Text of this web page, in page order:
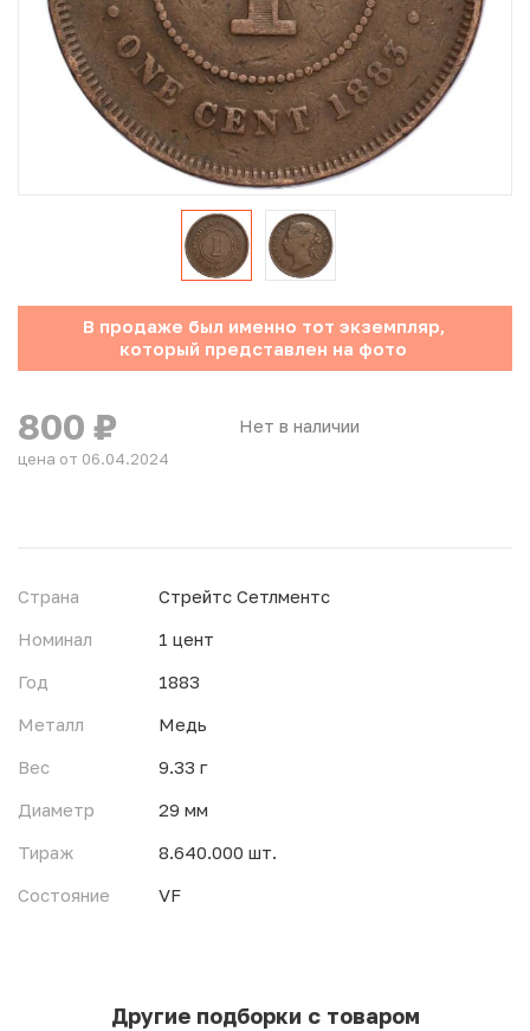
Юбилейные монеты Банка России (с 1999 года)
Памятные и инвестиционные монеты СССР и России
Иностранные монеты
Неофициальные выпуски монет (Unusual)
Античные и средневековые монеты
Наборы монет
Инвестиционные монеты
В продаже был именно тот экземпляр,
который представлен на фото
Нет в наличии
800 ₽
цена от 06.04.2024
Страна
Стрейтс Сетлментс
Номинал
1 цент
Год
1883
Металл
Медь
Вес
9.33 г
Диаметр
29 мм
Тираж
8.640.000 шт.
Состояние
VF
Другие подборки с товаром